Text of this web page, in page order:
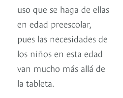
uso que se haga de ellas
en edad preescolar,
pues las necesidades de
los niños en esta edad
van mucho más allá de
la tableta.